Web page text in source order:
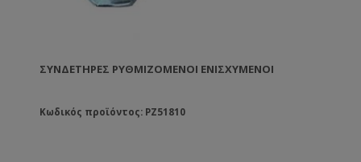
ΣΥΝΔΕΤΉΡΕΣ ΡΥΘΜΙΖΌΜΕΝΟΙ ΕΝΙΣΧΥΜΈΝΟΙ
Κωδικός προϊόντος: PZ51810